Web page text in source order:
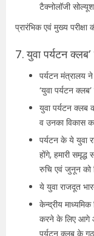
टैक्नोलॉजी
प्रारंभिक एवं मुख्य
7. युवा पर्यटन
पर्यटन मंत्रालय
‘युवा पर्यटन
युवा पर्यटन क्लब
व उनका विकास
पर्यटन के ये युवा
होंगे, हमारी
रुचि एवं जुनून को
ये युवा राजदूत
केन्द्रीय
करने के लिए आगे
पर्यटन क्लब के